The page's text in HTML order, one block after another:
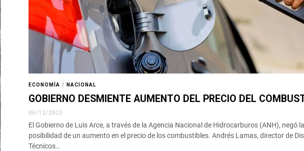
ECONOMÍA / NACIONAL
GOBIERNO DESMIENTE AUMENTO DEL PRECIO DEL
06/12/2023
El Gobierno de Luis Arce, a través de la Agencia Nacional de Hidrocarburos (ANH), negó la
posibilidad de un aumento en el precio de los combustibles. Andrés Lamas, director de
Técnicos…